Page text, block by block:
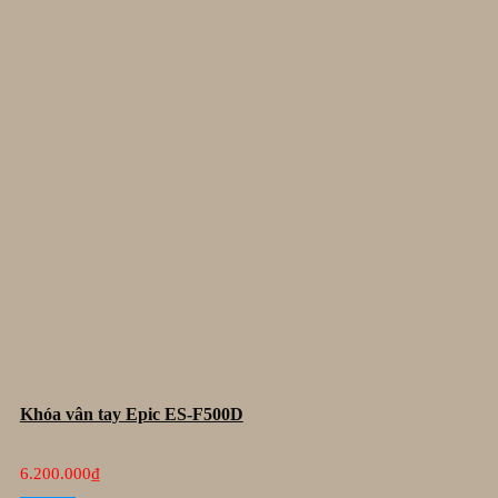
Khóa vân tay Epic ES-F500D
6.200.000₫